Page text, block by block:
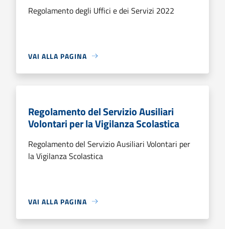
Regolamento degli Uffici e dei Servizi 2022
VAI ALLA PAGINA
Regolamento del Servizio Ausiliari
Volontari per la Vigilanza Scolastica
Regolamento del Servizio Ausiliari Volontari per
la Vigilanza Scolastica
VAI ALLA PAGINA